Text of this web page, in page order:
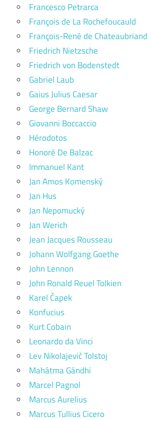
Francesco Petrarca
François de La Rochefoucauld
François-René de Chateaubriand
Friedrich Nietzsche
Friedrich von Bodenstedt
Gabriel Laub
Gaius Julius Caesar
George Bernard Shaw
Giovanni Boccaccio
Hérodotos
Honoré De Balzac
Immanuel Kant
Jan Amos Komenský
Jan Hus
Jan Nepomucký
Jan Werich
Jean Jacques Rousseau
Johann Wolfgang Goethe
John Lennon
John Ronald Reuel Tolkien
Karel Čapek
Konfucius
Kurt Cobain
Leonardo da Vinci
Lev Nikolajevič Tolstoj
Mahátma Gándhi
Marcel Pagnol
Marcus Aurelius
Marcus Tullius Cicero